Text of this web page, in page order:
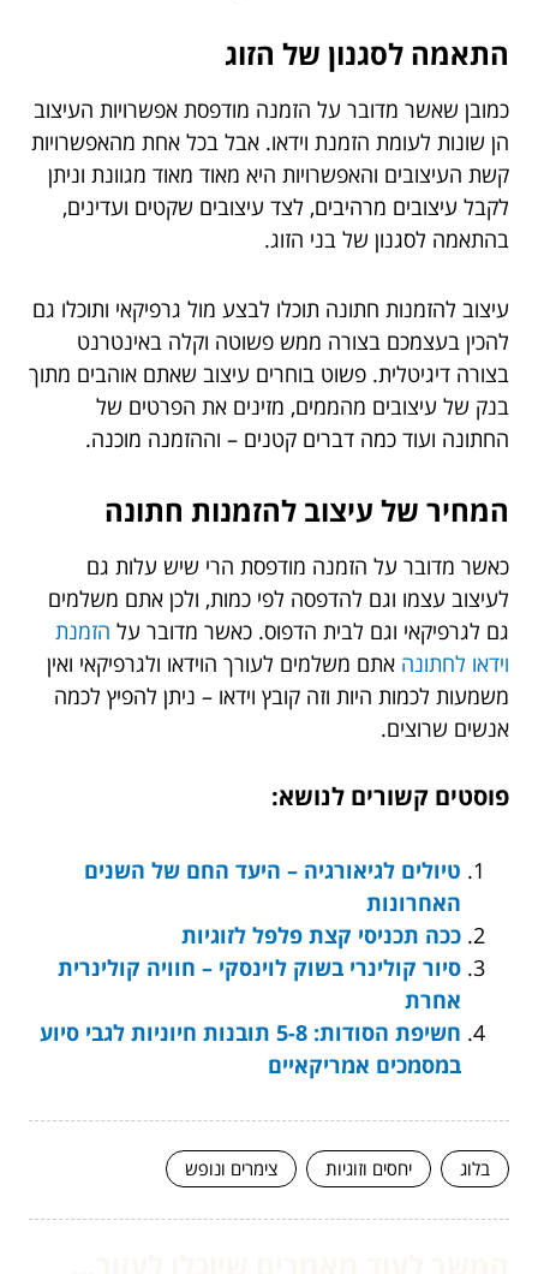
התאמה לסגנון של הזוג
כמובן שאשר מדובר על הזמנה מודפסת אפשרויות העיצוב
הן שונות לעומת הזמנת וידאו. אבל בכל אחת מהאפשרויות
קשת העיצובים והאפשרויות היא מאוד מאוד מגוונת וניתן
לקבל עיצובים מרהיבים, לצד עיצובים שקטים ועדינים,
בהתאמה לסגנון של בני הזוג.
עיצוב להזמנות חתונה תוכלו לבצע מול גרפיקאי ותוכלו גם
להכין בעצמכם בצורה ממש פשוטה וקלה באינטרנט
בצורה דיגיטלית. פשוט בוחרים עיצוב שאתם אוהבים מתוך
בנק של עיצובים מהממים, מזינים את הפרטים של
החתונה ועוד כמה דברים קטנים – וההזמנה מוכנה.
המחיר של עיצוב להזמנות חתונה
כאשר מדובר על הזמנה מודפסת הרי שיש עלות גם
לעיצוב עצמו וגם להדפסה לפי כמות, ולכן אתם משלמים
גם לגרפיקאי וגם לבית הדפוס. כאשר מדובר על הזמנת
וידאו לחתונה אתם משלמים לעורך הוידאו ולגרפיקאי ואין
משמעות לכמות היות וזה קובץ וידאו – ניתן להפיץ לכמה
אנשים שרוצים.
פוסטים קשורים לנושא:
טיולים לגיאורגיה – היעד החם של השנים
האחרונות
ככה תכניסי קצת פלפל לזוגיות
סיור קולינרי בשוק לוינסקי – חוויה קולינרית
אחרת
חשיפת הסודות: 5-8 תובנות חיוניות לגבי סיוע
במסמכים אמריקאיים
בלוג יחסים וזוגיות צימרים ונופש